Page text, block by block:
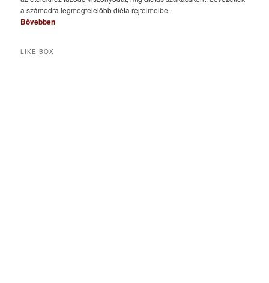
a számodra legmegfelelőbb diéta rejtelmeibe.
Bővebben
LIKE BOX